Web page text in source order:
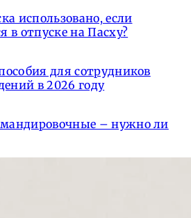
использовано, если
в отпуске на Пасху?
для сотрудников
в 2026 году
– нужно ли